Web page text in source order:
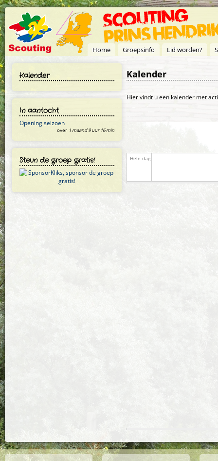
Overslaan en naar de inhoud gaan
Home Groepsinfo Lid worden?
Kalender
In aantocht
Opening seizoen
over 1 maand 9 uur 16 min
Steun de groep gratis!
Kalender
Primaire tabs
Hier vindt u een kalender met
Hele dag